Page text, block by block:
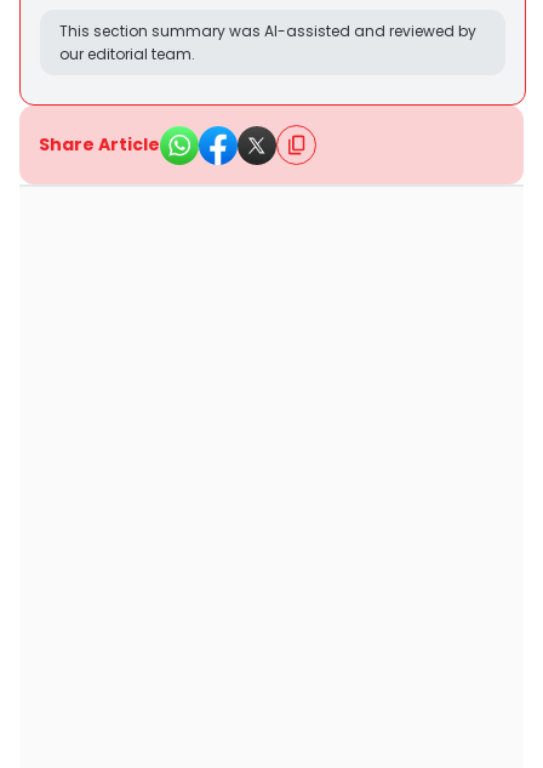
This section summary was AI-assisted and reviewed by
our editorial team.
Share Article